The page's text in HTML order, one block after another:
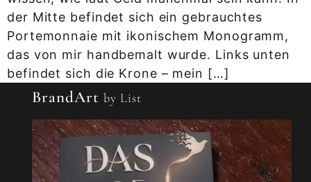
der Mitte befindet sich ein gebrauchtes
Portemonnaie mit ikonischem Monogramm,
das von mir handbemalt wurde. Links unten
befindet sich die Krone – mein […]
BrandArt by List